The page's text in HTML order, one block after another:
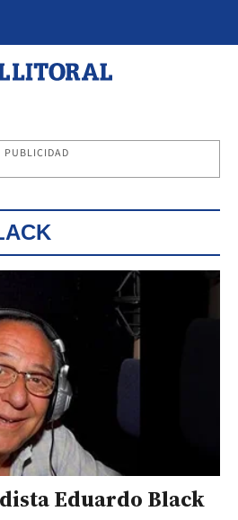
PUBLICIDAD
Eduardo Black